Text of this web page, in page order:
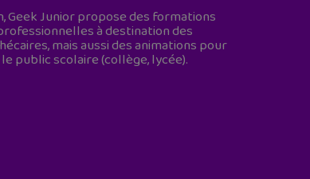
Geek Junior propose des formations
à destination des
mais aussi des animations pour
le public scolaire (collège, lycée).